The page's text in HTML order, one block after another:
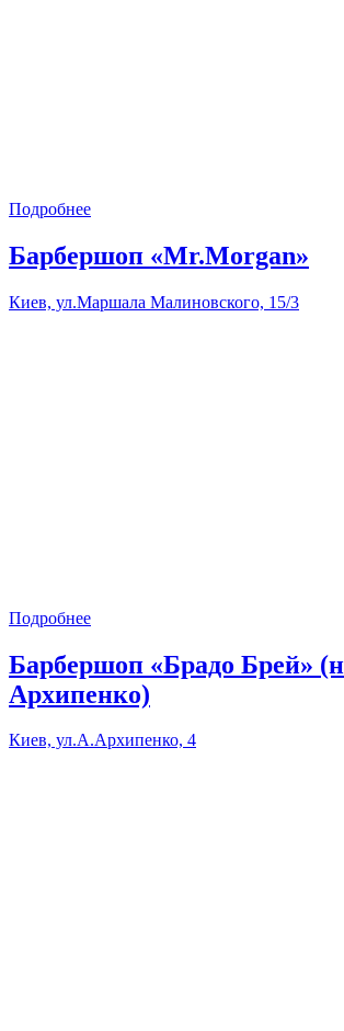
Подробнее
Барбершоп «Mr.Morgan»
Киев, ул.Маршала Малиновского, 15/3
Подробнее
Барбершоп «Брадо Брей»
Архипенко)
Киев, ул.А.Архипенко, 4